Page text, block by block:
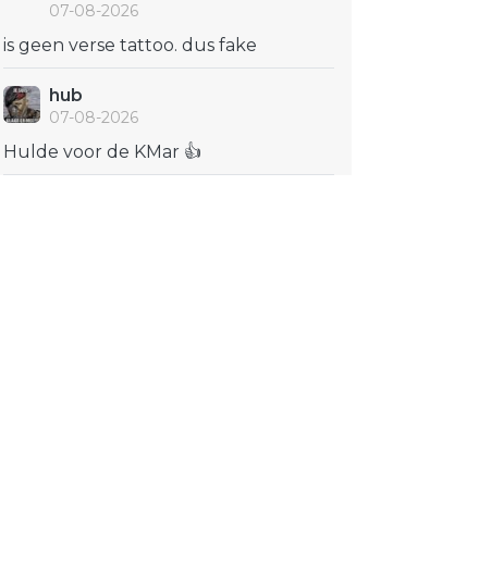
07-08-2026
is geen verse tattoo. dus fake
hub
07-08-2026
Hulde voor de KMar 👍